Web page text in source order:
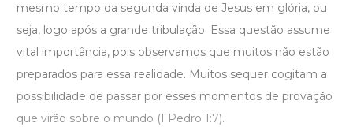
mesmo tempo da segunda vinda de Jesus em glória, ou
seja, logo após a grande tribulação. Essa questão assume
vital importância, pois observamos que muitos não estão
preparados para essa realidade. Muitos sequer cogitam a
possibilidade de passar por esses momentos de provação
que virão sobre o mundo (I Pedro 1:7).